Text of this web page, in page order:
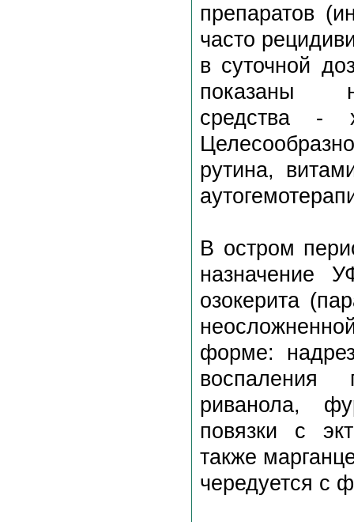
препаратов
часто
в суточной
показаны
средства -
рутина,
В остром
назначение
озокерита
форме:
воспаления
риванола,
повязки с
также
чередуется с